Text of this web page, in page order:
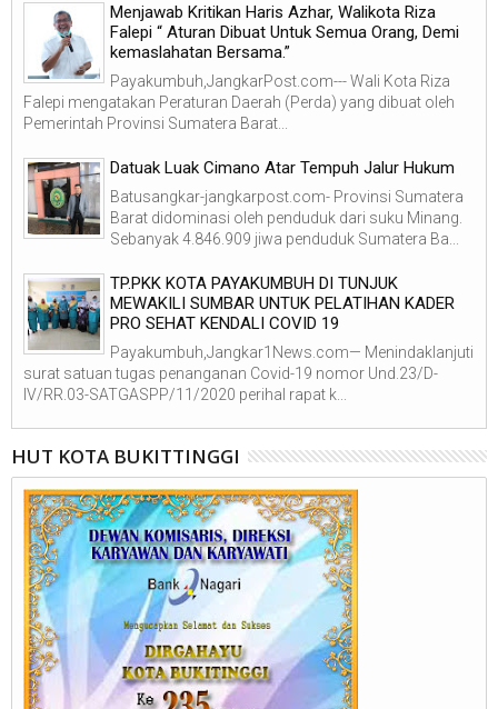
Menjawab Kritikan Haris Azhar, Walikota Riza
Falepi “ Aturan Dibuat Untuk Semua Orang, Demi
kemaslahatan Bersama.”
Payakumbuh,JangkarPost.com--- Wali Kota Riza
Falepi mengatakan Peraturan Daerah (Perda) yang dibuat oleh
Pemerintah Provinsi Sumatera Barat...
Datuak Luak Cimano Atar Tempuh Jalur Hukum
Batusangkar-jangkarpost.com- Provinsi Sumatera
Barat didominasi oleh penduduk dari suku Minang.
Sebanyak 4.846.909 jiwa penduduk Sumatera Ba...
TP.PKK KOTA PAYAKUMBUH DI TUNJUK
MEWAKILI SUMBAR UNTUK PELATIHAN KADER
PRO SEHAT KENDALI COVID 19
Payakumbuh,Jangkar1News.com— Menindaklanjuti
surat satuan tugas penanganan Covid-19 nomor Und.23/D-
IV/RR.03-SATGASPP/11/2020 perihal rapat k...
HUT KOTA BUKITTINGGI